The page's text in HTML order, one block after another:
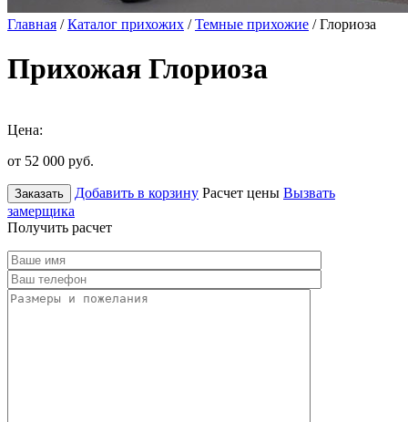
Главная /Каталог прихожих /Темные прихожие / Глориоза
Прихожая Глориоза
Цена:
от 52 000 руб.
Заказать Добавить в корзину Расчет цены Вызвать
замерщика
Получить расчет